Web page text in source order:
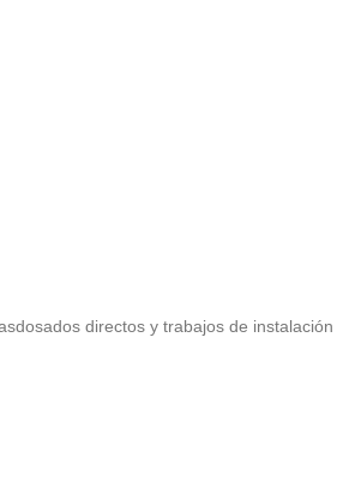
directos y trabajos de instalación